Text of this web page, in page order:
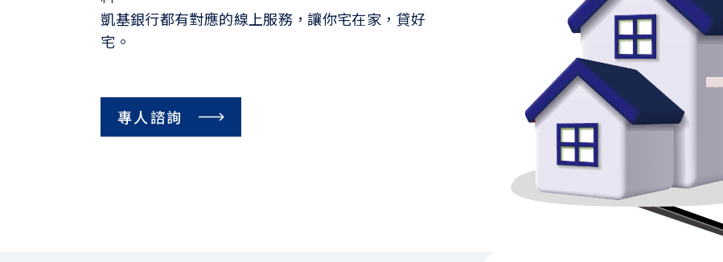
凱基銀行都有對應的線上服務，讓你宅在家，貸好
宅。
專人諮詢